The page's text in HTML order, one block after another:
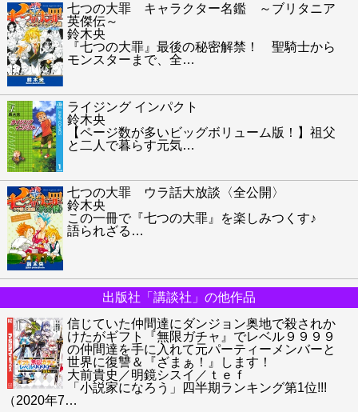
七つの大罪 キャラクター名鑑 ～ブリタニア
英傑伝～
鈴木央
『七つの大罪』最後の秘密解禁！ 聖騎士から
モンスターまで、全…
ライジング インパクト
鈴木央
【ページ数が多いビッグボリューム版！】祖父
と二人で暮らす元気…
七つの大罪 ウラ話大放談〈全公開〉
鈴木央
この一冊で『七つの大罪』を楽しみつくす♪
語られざる …
出版社「講談社」の他作品
信じていた仲間達にダンジョン奥地で殺されか
けたがギフト『無限ガチャ』でレベル９９９９
の仲間達を手に入れて元パーティーメンバーと
世界に復讐＆『ざまぁ！』します！
大前貴史／明鏡シスイ／ｔｅｆ
「小説家になろう」四半期ランキング第1位!!!
（2020年7…